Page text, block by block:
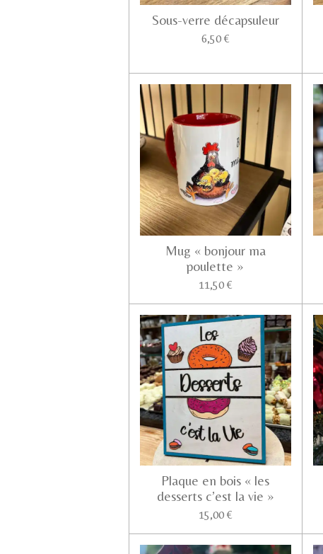
Sous-verre décapsuleur
6,50 €
Mug « bonjour ma
poulette »
11,50 €
Plaque en bois « les
desserts c’est la vie »
15,00 €